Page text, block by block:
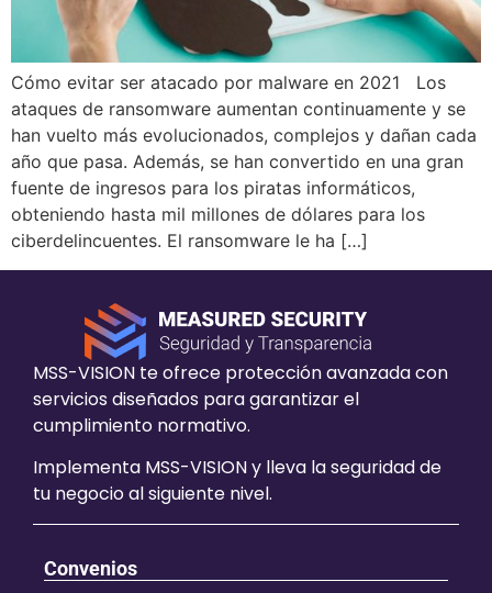
Cómo evitar ser atacado por malware en 2021 Los
ataques de ransomware aumentan continuamente y se
han vuelto más evolucionados, complejos y dañan cada
año que pasa. Además, se han convertido en una gran
fuente de ingresos para los piratas informáticos,
obteniendo hasta mil millones de dólares para los
ciberdelincuentes. El ransomware le ha […]
MSS-VISION te ofrece protección avanzada con
servicios diseñados para garantizar el
cumplimiento normativo.
Implementa MSS-VISION y lleva la seguridad de
tu negocio al siguiente nivel.
Convenios